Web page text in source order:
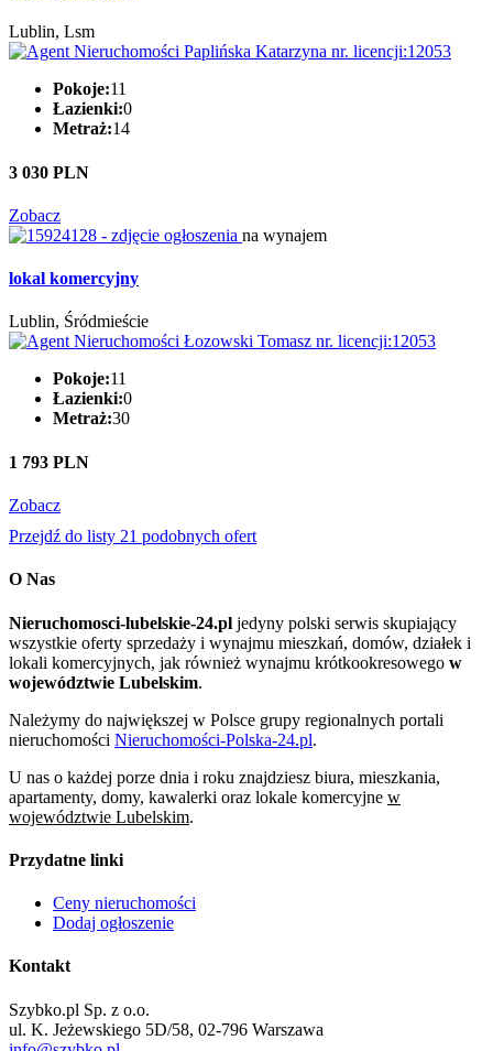
Lublin, Lsm
Pokoje:11
Łazienki:0
Metraż:14
3 030 PLN
Zobacz
na wynajem
lokal komercyjny
Lublin, Śródmieście
Pokoje:11
Łazienki:0
Metraż:30
1 793 PLN
Zobacz
Przejdź do listy 21 podobnych ofert
O Nas
Nieruchomosci-lubelskie-24.pl jedyny polski serwis skupiający
wszystkie oferty sprzedaży i wynajmu mieszkań, domów, działek i
lokali komercyjnych, jak również wynajmu krótkookresowego w
województwie Lubelskim.
Należymy do największej w Polsce grupy regionalnych portali
nieruchomości Nieruchomości-Polska-24.pl.
U nas o każdej porze dnia i roku znajdziesz biura, mieszkania,
apartamenty, domy, kawalerki oraz lokale komercyjne w
województwie Lubelskim.
Przydatne linki
Ceny nieruchomości
Dodaj ogłoszenie
Kontakt
Szybko.pl Sp. z o.o.
ul. K. Jeżewskiego 5D/58, 02-796 Warszawa